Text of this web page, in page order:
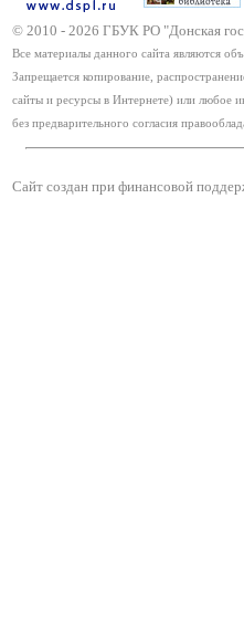
© 2010 - 2026 ГБУК РО "Донская
Все материалы данного сайта являются
Запрещается копирование,
сайты и ресурсы в Интернете) или любое
без предварительного согласия
Сайт создан при финансовой